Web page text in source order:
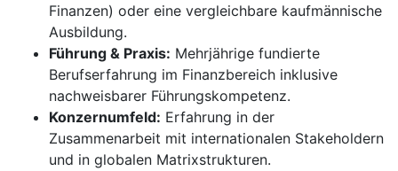
Finanzen) oder eine vergleichbare kaufmännische
Ausbildung.
Führung & Praxis: Mehrjährige fundierte
Berufserfahrung im Finanzbereich inklusive
nachweisbarer Führungskompetenz.
Konzernumfeld: Erfahrung in der
Zusammenarbeit mit internationalen Stakeholdern
und in globalen Matrixstrukturen.